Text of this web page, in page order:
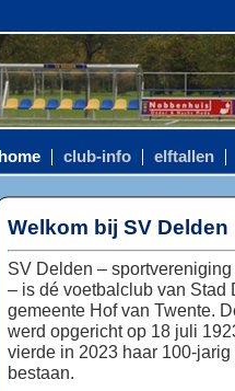
home club-info elftallen
Welkom bij SV Delden
SV Delden –
– is dé voetbalclub van Stad
gemeente Hof van Twente.
werd opgericht op 18 juli
vierde in 2023 haar 100-jarig
bestaan.